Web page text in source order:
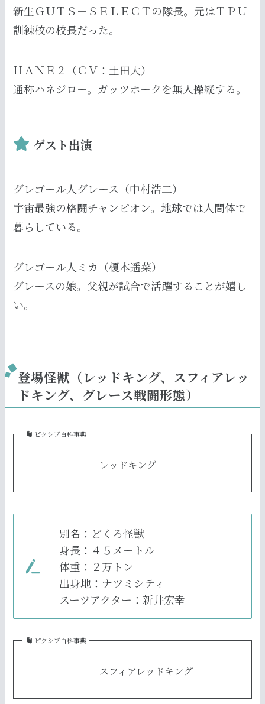
新生ＧＵＴＳ－ＳＥＬＥＣＴの隊長。元はＴＰＵ
訓練校の校長だった。
ＨＡＮＥ２（ＣＶ：土田大）
通称ハネジロー。ガッツホークを無人操縦する。
ゲスト出演
グレゴール人グレース（中村浩二）
宇宙最強の格闘チャンピオン。地球では人間体で
暮らしている。
グレゴール人ミカ（榎本遥菜）
グレースの娘。父親が試合で活躍することが嬉し
い。
登場怪獣（レッドキング、スフィアレッ
ドキング、グレース戦闘形態）
ピクシブ百科事典
レッドキング
別名：どくろ怪獣
身長：４５メートル
体重：２万トン
出身地：ナツミシティ
スーツアクター：新井宏幸
ピクシブ百科事典
スフィアレッドキング